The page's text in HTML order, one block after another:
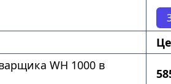
WH 1000 в